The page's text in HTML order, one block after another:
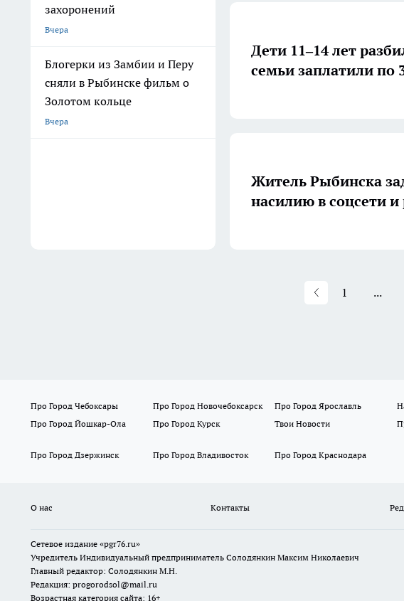
захоронений
Вчера
Блогерки из Замбии и Перу
сняли в Рыбинске фильм о
Золотом кольце
Вчера
Дети 11–14 лет
семьи заплатили по
Житель Рыбинска
насилию в соцсети и
1 ...
Про Город Чебоксары Про Город Новочебоксарск Про Город Ярославль
Про Город Йошкар-Ола
Про Город Курск Твои Новости
Про Город Дзержинск
Про Город Владивосток Про Город Краснодара
О нас Контакты
Сетевое издание «pgr76.ru»
Учредитель Индивидуальный предприниматель Солодянкин Максим Николаевич
Главный редактор: Солодянкин М.Н.
Редакция: progorodsol@mail.ru
Возрастная категория сайта: 16+